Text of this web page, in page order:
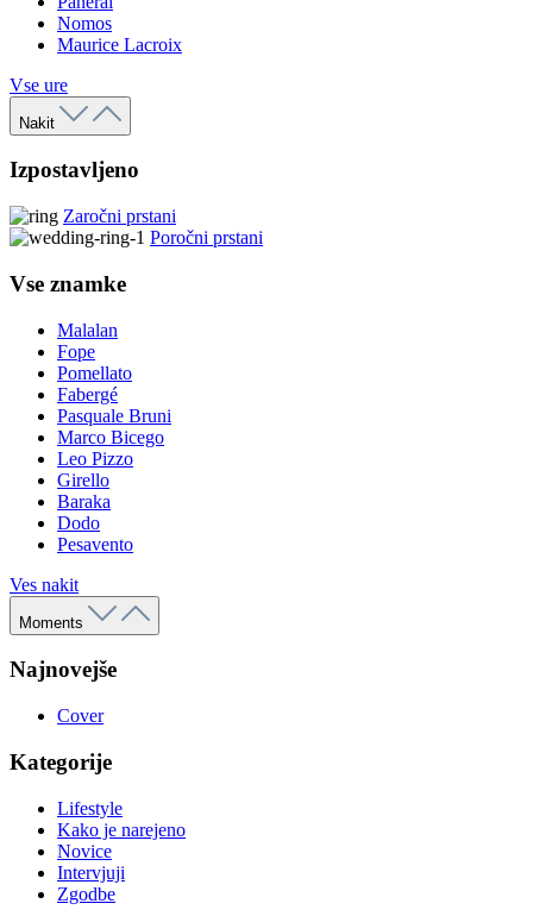
Nomos
Maurice Lacroix
Vse ure
Nakit
Izpostavljeno
Zaročni prstani
Poročni prstani
Vse znamke
Malalan
Fope
Pomellato
Fabergé
Pasquale Bruni
Marco Bicego
Leo Pizzo
Girello
Baraka
Dodo
Pesavento
Ves nakit
Moments
Najnovejše
Cover
Kategorije
Lifestyle
Kako je narejeno
Novice
Intervjuji
Zgodbe